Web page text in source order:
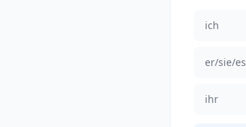
ich
er/sie/es
ihr